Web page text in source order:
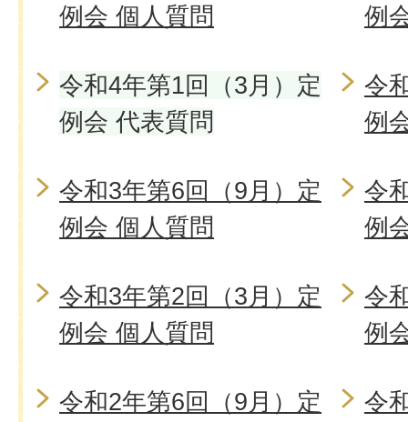
例会 個人質問
例
令和4年第1回（3月）定
例会 代表質問
令
例
令和3年第6回（9月）定
例会 個人質問
令
例
令和3年第2回（3月）定
例会 個人質問
令
例
令和2年第6回（9月）定
令